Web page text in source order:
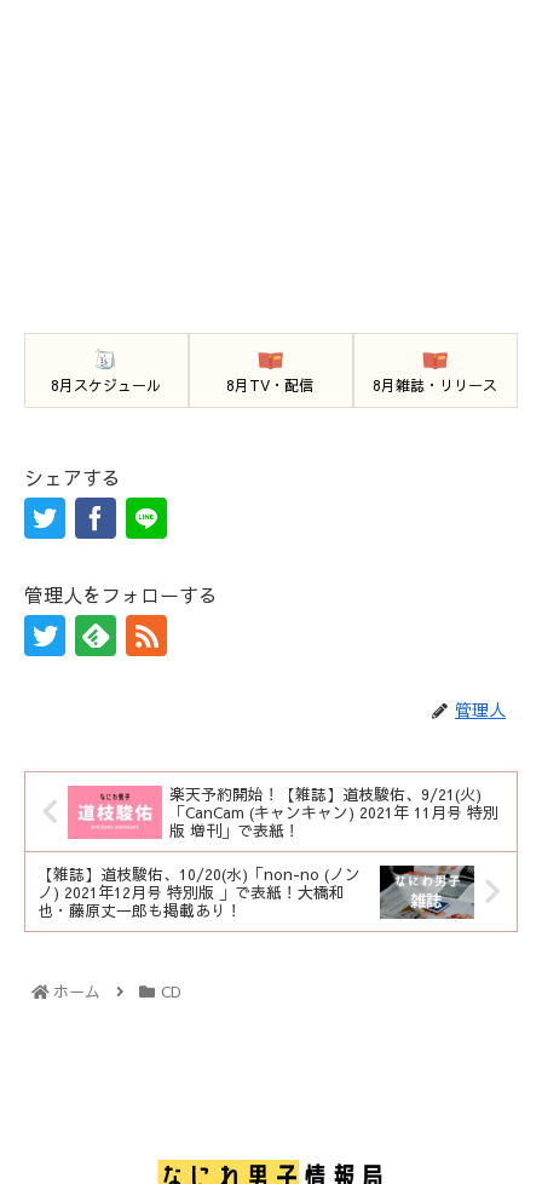
8月スケジュール 8月TV・配信 8月雑誌・リリース
シェアする
管理人をフォローする
管理人
楽天予約開始！【雑誌】道枝駿佑、9/21(火)
「CanCam (キャンキャン) 2021年 11月号 特別
版 増刊」で表紙！
【雑誌】道枝駿佑、10/20(水)「non-no (ノン
ノ) 2021年12月号 特別版 」で表紙！大橋和
也・藤原丈一郎も掲載あり！
ホーム CD